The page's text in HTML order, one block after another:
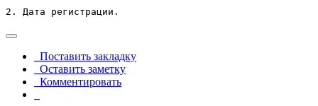
2. Дата регистрации.
Поставить закладку
Оставить заметку
Комментировать